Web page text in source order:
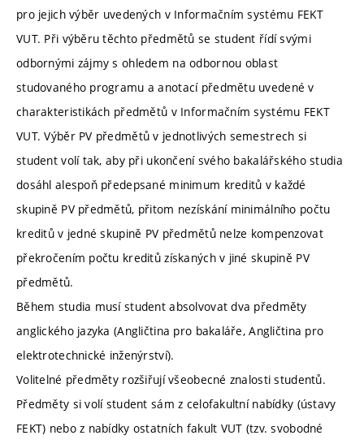
pro jejich výběr uvedených v Informačním systému FEKT
VUT. Při výběru těchto předmětů se student řídí svými
odbornými zájmy s ohledem na odbornou oblast
studovaného programu a anotací předmětu uvedené v
charakteristikách předmětů v Informačním systému FEKT
VUT. Výběr PV předmětů v jednotlivých semestrech si
student volí tak, aby při ukončení svého bakalářského studia
dosáhl alespoň předepsané minimum kreditů v každé
skupině PV předmětů, přitom nezískání minimálního počtu
kreditů v jedné skupině PV předmětů nelze kompenzovat
překročením počtu kreditů získaných v jiné skupině PV
předmětů.
Během studia musí student absolvovat dva předměty
anglického jazyka (Angličtina pro bakaláře, Angličtina pro
elektrotechnické inženýrství).
Volitelné předměty rozšiřují všeobecné znalosti studentů.
Předměty si volí student sám z celofakultní nabídky (ústavy
FEKT) nebo z nabídky ostatních fakult VUT (tzv. svobodné